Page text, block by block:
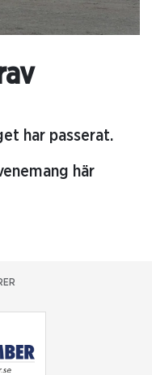
har passerat.
här